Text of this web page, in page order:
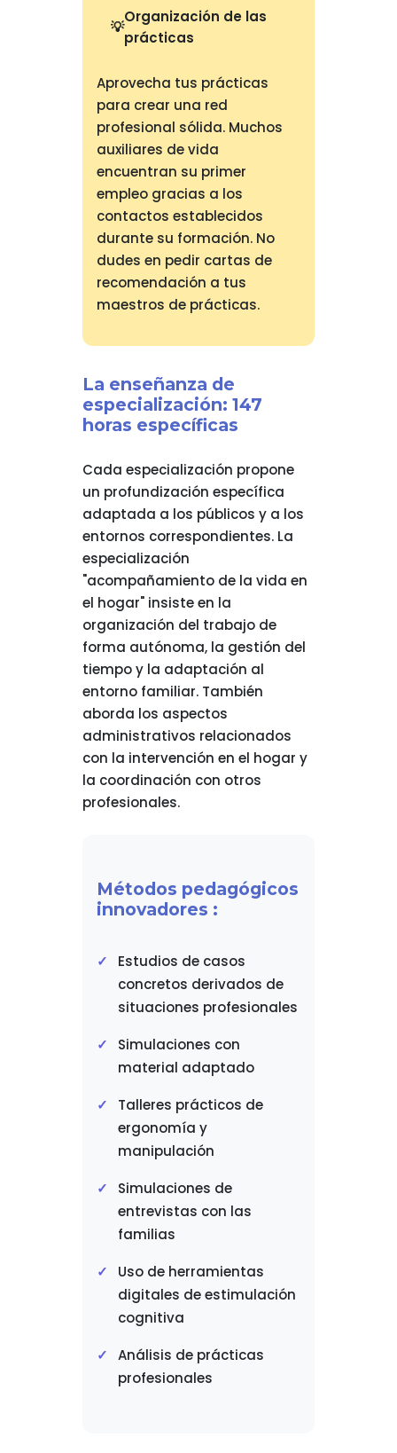
Organización de las
prácticas
Aprovecha tus prácticas
para crear una red
profesional sólida. Muchos
auxiliares de vida
encuentran su primer
empleo gracias a los
contactos establecidos
durante su formación. No
dudes en pedir cartas de
recomendación a tus
maestros de prácticas.
La enseñanza de
especialización: 147
horas específicas
Cada especialización propone
un profundización específica
adaptada a los públicos y a los
entornos correspondientes. La
especialización
"acompañamiento de la vida en
el hogar" insiste en la
organización del trabajo de
forma autónoma, la gestión del
tiempo y la adaptación al
entorno familiar. También
aborda los aspectos
administrativos relacionados
con la intervención en el hogar y
la coordinación con otros
profesionales.
Métodos pedagógicos
innovadores :
Estudios de casos
concretos derivados de
situaciones profesionales
Simulaciones con
material adaptado
Talleres prácticos de
ergonomía y
manipulación
Simulaciones de
entrevistas con las
familias
Uso de herramientas
digitales de estimulación
cognitiva
Análisis de prácticas
profesionales